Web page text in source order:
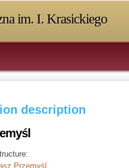
im. I. Krasickiego
description
Przemyśl